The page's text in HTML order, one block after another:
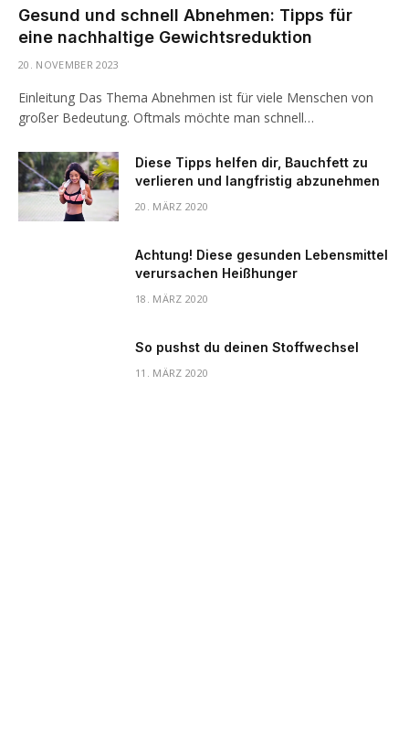
Gesund und schnell Abnehmen: Tipps für
eine nachhaltige Gewichtsreduktion
20. NOVEMBER 2023
Einleitung Das Thema Abnehmen ist für viele Menschen von
großer Bedeutung. Oftmals möchte man schnell…
Diese Tipps helfen dir, Bauchfett zu
verlieren und langfristig abzunehmen
20. MÄRZ 2020
Achtung! Diese gesunden Lebensmittel
verursachen Heißhunger
18. MÄRZ 2020
So pushst du deinen Stoffwechsel
11. MÄRZ 2020